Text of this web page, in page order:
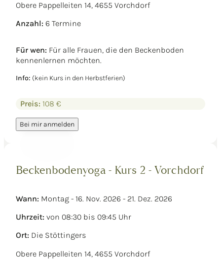
Obere Pappelleiten 14, 4655 Vorchdorf
Anzahl: 6 Termine
Für wen: Für alle Frauen, die den Beckenboden
kennenlernen möchten.
Info: (kein Kurs in den Herbstferien)
Preis: 108 €
Bei mir anmelden
Beckenbodenyoga - Kurs 2 - Vorchdorf
Wann: Montag - 16. Nov. 2026 - 21. Dez. 2026
Uhrzeit: von 08:30 bis 09:45 Uhr
Ort: Die Stöttingers
Obere Pappelleiten 14, 4655 Vorchdorf